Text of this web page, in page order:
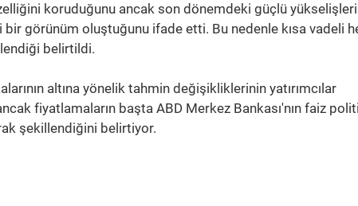
koruduğunu ancak son dönemdeki güçlü
görünüm oluştuğunu ifade etti. Bu nedenle kısa vadeli
belirtildi.
altına yönelik tahmin değişikliklerinin yatırımcılar
fiyatlamaların başta ABD Merkez Bankası'nın faiz
şekillendiğini belirtiyor.